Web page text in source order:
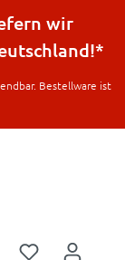
wir
Bestellware ist